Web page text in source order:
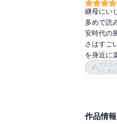
継母にい
多めで読
安時代の
さはすご
ブクロ
いいね
作品情報